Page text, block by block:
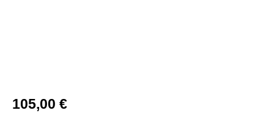
Regulärer Preis:
105,00 €